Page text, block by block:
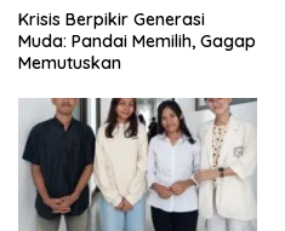
Krisis Berpikir Generasi
Muda: Pandai Memilih, Gagap
Memutuskan